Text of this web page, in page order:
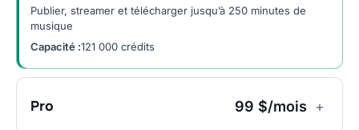
Publier, streamer et télécharger jusqu’à 250 minutes de
musique
Capacité :121 000 crédits
Pro 99 $/mois +